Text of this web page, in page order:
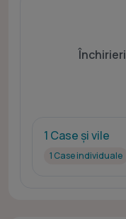
Închirieri
1 Case și vile
1 Case individuale